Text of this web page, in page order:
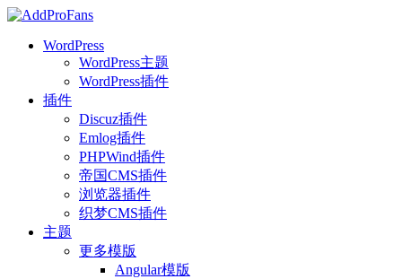
WordPress
WordPress主题
WordPress插件
插件
Discuz插件
Emlog插件
PHPWind插件
帝国CMS插件
浏览器插件
织梦CMS插件
主题
更多模版
Angular模版